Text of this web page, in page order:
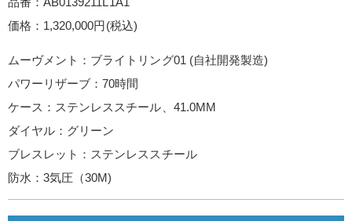
価格：1,320,000円(税込)
ムーヴメント：ブライトリング01 (自社開発製造)
パワーリザーブ：70時間
ケース：ステンレススチール、41.0MM
ダイヤル：グリーン
ブレスレット：ステンレススチール
防水：3気圧（30M)